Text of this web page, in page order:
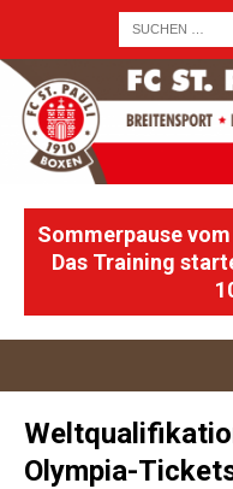
Sommerpause
Das Training
Olympia-